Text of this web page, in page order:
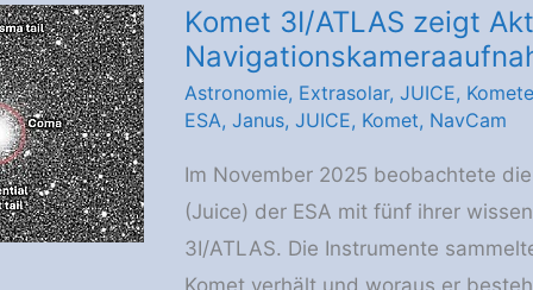
den
Kometen
3I/ATLAS
von
der
Juice-
Wissenschaftskamera
Komet 3I/ATLAS zeigt
Astronomie, Extrasolar, JUICE,
ESA, Janus, JUICE, Komet, NavCam
Im November 2025 beobachtete
(Juice) der ESA mit fünf ihrer
3I/ATLAS. Die Instrumente